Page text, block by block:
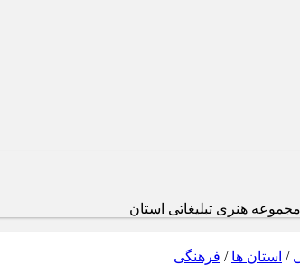
هنری تبلیغاتی استان
/ استان ها / فرهنگی